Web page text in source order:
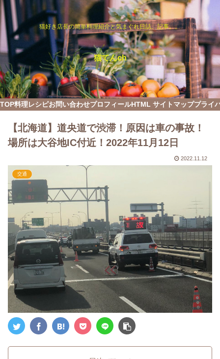
猫好き店長の簡単料理紹介と気まぐれ日誌、記事。。
猫てんch
TOP料理レシピお問い合わせプロフィールHTML サイトマッププライ
【北海道】道央道で渋滞！原因は車の事故！
場所は大谷地IC付近！2022年11月12日
2022.11.12
交通